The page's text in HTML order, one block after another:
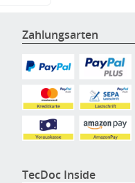
Zahlungsarten
TecDoc Inside